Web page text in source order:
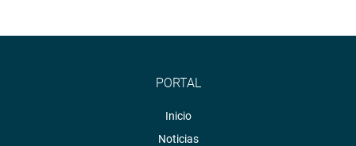
PORTAL
Inicio
Noticias